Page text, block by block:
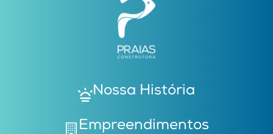
Nossa História
Empreendimentos